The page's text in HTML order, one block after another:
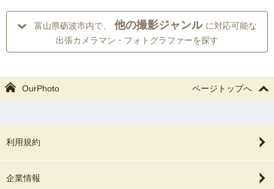
富山県砺波市内で、 他の撮影ジャンル に対応可能な
出張カメラマン・フォトグラファーを探す
OurPhoto ページトップへ
利用規約
企業情報